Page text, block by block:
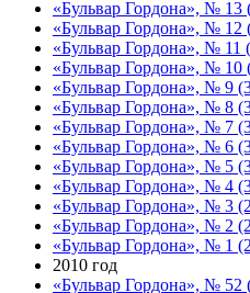
«Бульвар Гордона», № 13
«Бульвар Гордона», № 12
«Бульвар Гордона», № 11
«Бульвар Гордона», № 10
«Бульвар Гордона», № 9
«Бульвар Гордона», № 8
«Бульвар Гордона», № 7
«Бульвар Гордона», № 6
«Бульвар Гордона», № 5
«Бульвар Гордона», № 4
«Бульвар Гордона», № 3
«Бульвар Гордона», № 2
«Бульвар Гордона», № 1
2010 год
«Бульвар Гордона», № 52